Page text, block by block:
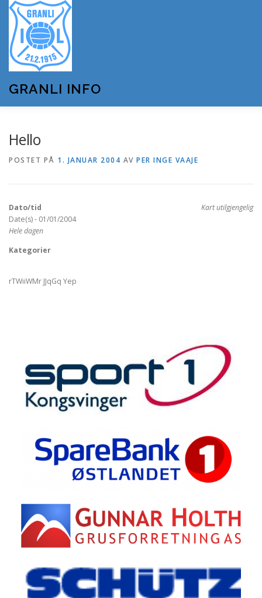
innhold
GRANLI INFO
OM GRANLI INFO
Hello
POSTET PÅ 1. JANUAR 2004 AV PER INGE VAAJE
Kart utilgjengelig
Dato/tid
Date(s) - 01/01/2004
Hele dagen
Kategorier
rTWiiWMr JJqGq Yep